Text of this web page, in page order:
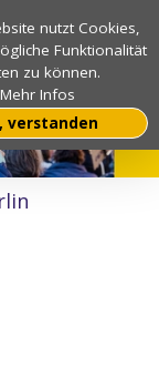
nutzt Cookies,
Funktionalität
zu können.
Mehr Infos
verstanden